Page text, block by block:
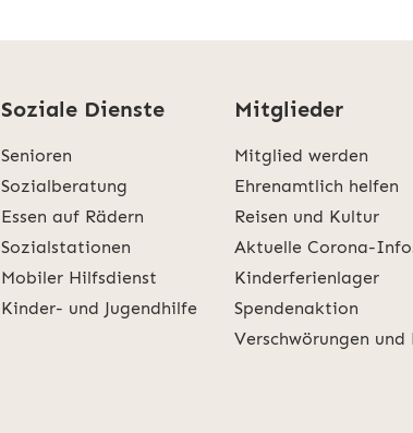
Soziale Dienste
Senioren
Sozialberatung
Essen auf Rädern
Sozialstationen
Mobiler Hilfsdienst
Kinder- und Jugendhilfe
Mitglieder
Mitglied werden
Ehrenamtlich helfen
Reisen und Kultur
Aktuelle Corona-
Kinderferienlager
Spendenaktion
Verschwörungen und